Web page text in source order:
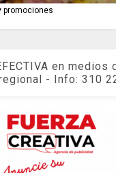
promociones
en medios
- Info: 310